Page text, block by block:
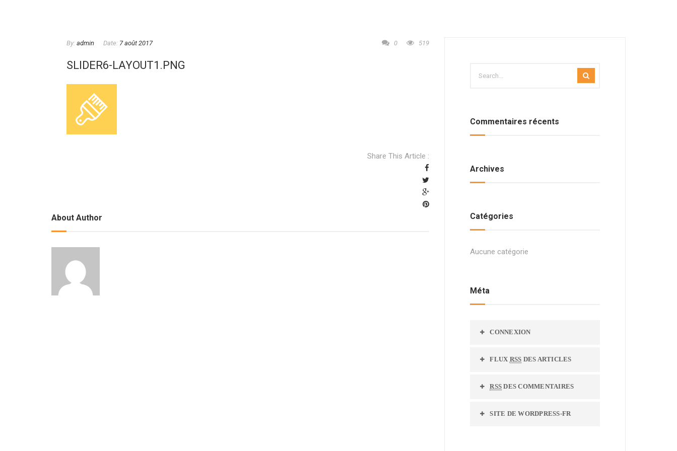
By: admin Date: 7 août 2017 0 519
SLIDER6-LAYOUT1.PNG
Share This Article :
About Author
Commentaires récents
Archives
Catégories
Aucune catégorie
Méta
CONNEXION
FLUX RSS DES ARTICLES
RSS DES COMMENTAIRES
SITE DE WORDPRESS-FR